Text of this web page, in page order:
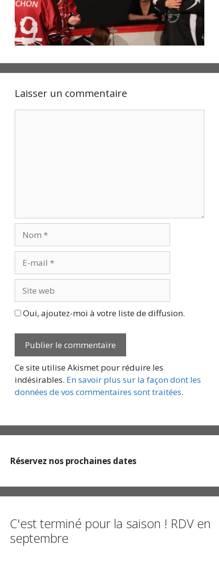
Laisser un commentaire
mail
web
Oui, ajoutez-moi à votre liste de diffusion.
Ce site utilise Akismet pour réduire les
indésirables. En savoir plus sur la façon dont les
données de vos commentaires sont traitées.
Réservez nos prochaines dates
C'est terminé pour la saison ! RDV en
septembre